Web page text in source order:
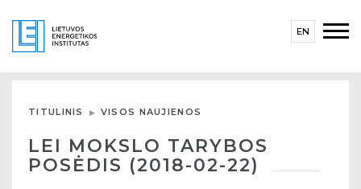
EN
TITULINIS VISOS NAUJIENOS
LEI MOKSLO TARYBOS
POSĖDIS (2018-02-22)